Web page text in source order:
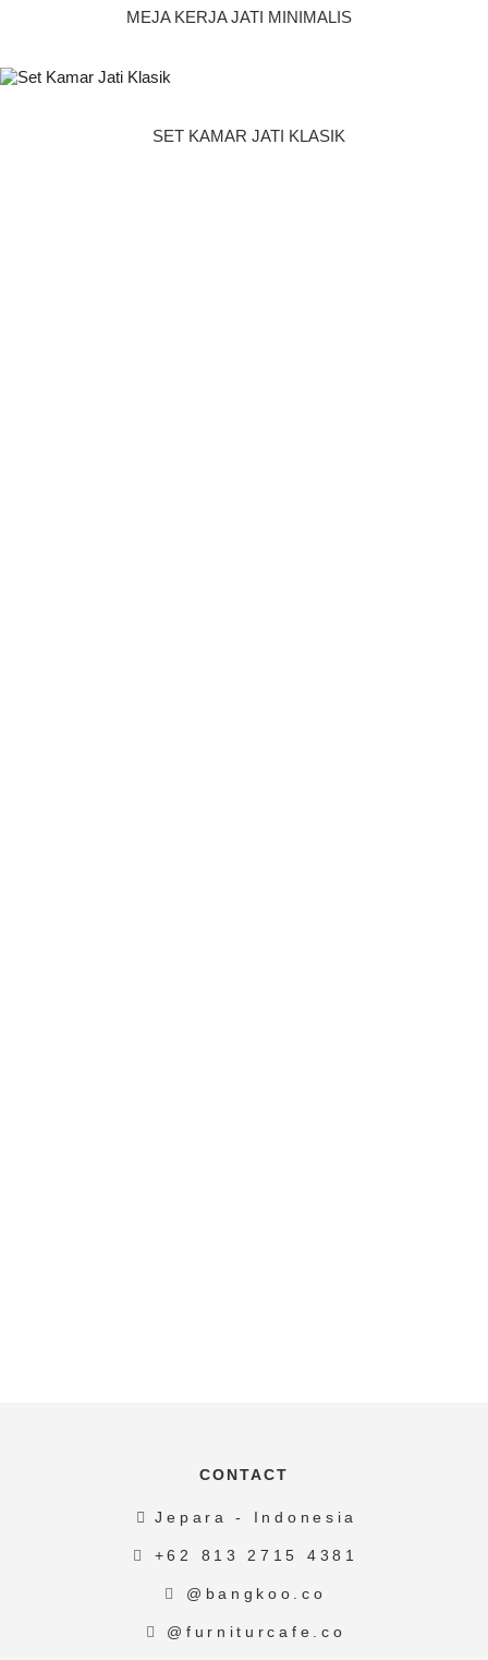
MEJA KERJA JATI MINIMALIS
SET KAMAR JATI KLASIK
CONTACT
Jepara - Indonesia
+62 813 2715 4381
@bangkoo.co
@furniturcafe.co